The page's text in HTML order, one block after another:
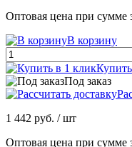
Оптовая цена при сумме
В корзину
Под заказ
1 442 руб. / шт
Оптовая цена при сумме